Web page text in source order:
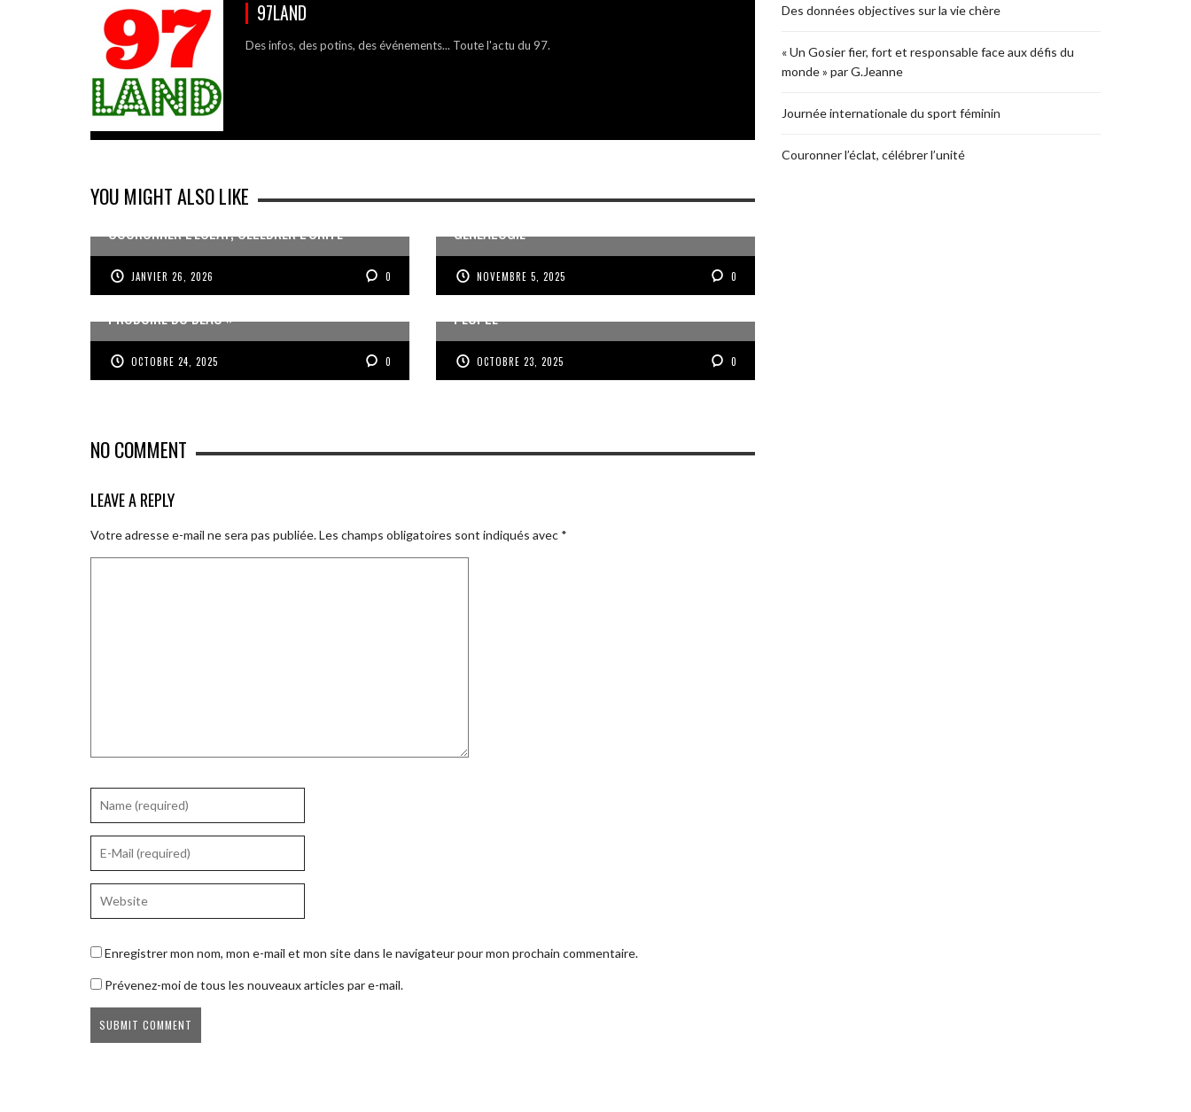
97LAND
Des infos, des potins, des événements... Toute l'actu du 97.
YOU MIGHT ALSO LIKE
COURONNER L’ÉCLAT, CÉLÉBRER L’UNITÉ
JANVIER 26, 2026 0
GÉNÉALOGIE
NOVEMBRE 5, 2025 0
JEAN-PIERRE VOLET : « L’OBJECTIF EST DE
PRODUIRE DU BEAU »
OCTOBRE 24, 2025 0
VOIX DES ONDES, VOIX DES YOLES, VOIX D’UN
PEUPLE
OCTOBRE 23, 2025 0
NO COMMENT
LEAVE A REPLY
Votre adresse e-mail ne sera pas publiée.Les champs obligatoires sont indiqués avec *
Enregistrer mon nom, mon e-mail et mon site dans le navigateur pour mon prochain commentaire.
Prévenez-moi de tous les nouveaux articles par e-mail.
Des données objectives sur la vie chère
« Un Gosier fier, fort et responsable face aux défis du
monde » par G.Jeanne
Journée internationale du sport féminin
Couronner l’éclat, célébrer l’unité